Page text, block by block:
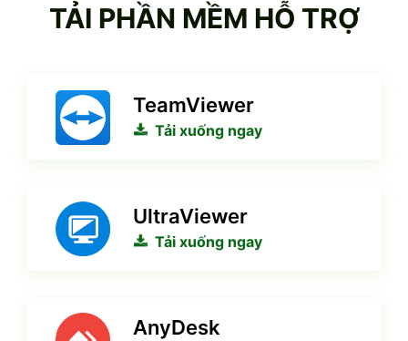
TẢI PHẦN MỀM HỖ TRỢ
TeamViewer
Tải xuống ngay
UltraViewer
Tải xuống ngay
AnyDesk